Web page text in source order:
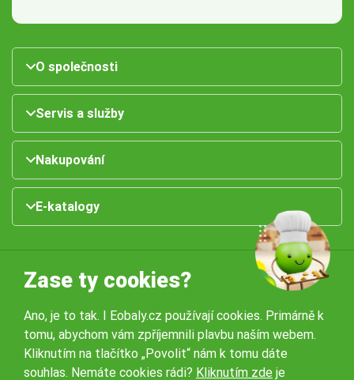
O společnosti
Servis a služby
Nakupování
E-katalogy
Naše pobočky:
Zase ty cookies?
Ano, je to tak. I Eobaly.cz používají cookies. Primárně k
tomu, abychom vám zpříjemnili plavbu naším webem.
Kliknutím na tlačítko „Povolit“ nám k tomu dáte
souhlas. Nemáte cookies rádi? Kliknutím zde je